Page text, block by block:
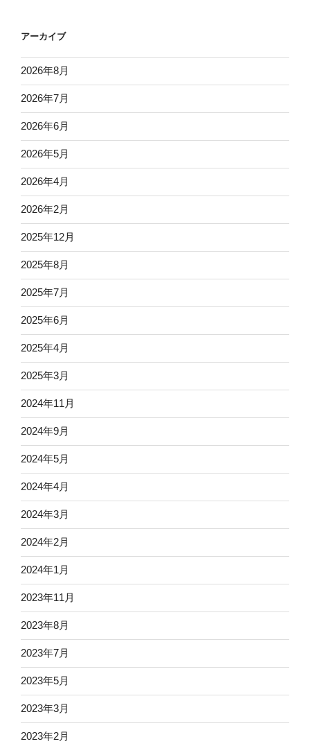
アーカイブ
2026年8月
2026年7月
2026年6月
2026年5月
2026年4月
2026年2月
2025年12月
2025年8月
2025年7月
2025年6月
2025年4月
2025年3月
2024年11月
2024年9月
2024年5月
2024年4月
2024年3月
2024年2月
2024年1月
2023年11月
2023年8月
2023年7月
2023年5月
2023年3月
2023年2月